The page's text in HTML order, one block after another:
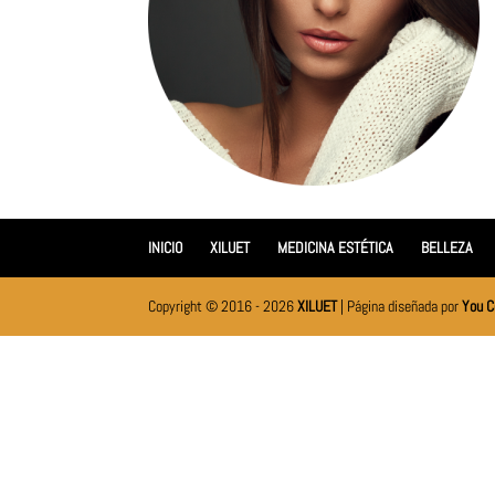
INICIO XILUET MEDICINA ESTÉTICA BELLEZA
Copyright © 2016 - 2026XILUET| Página diseñada porYou